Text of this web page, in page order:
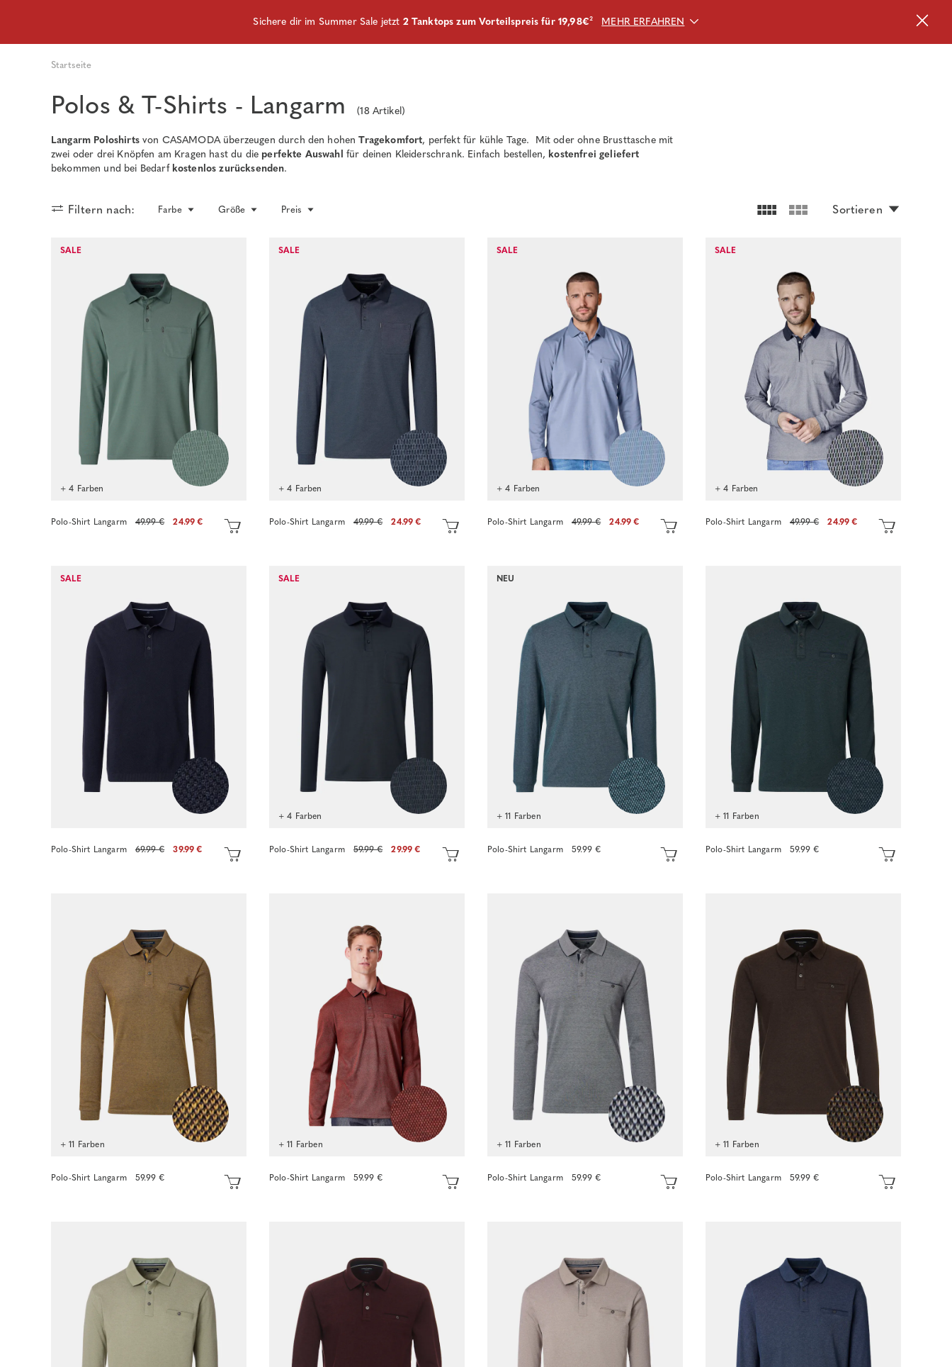
Sichere dir im Summer Sale jetzt 2 Tanktops zum Vorteilspreis für 19,98€² MEHR ERFAHREN
Startseite
Polos & T-Shirts - Langarm (18Artikel)
Langarm Poloshirtsvon CASAMODA überzeugen durch den hohenTragekomfort, perfekt für kühle Tage. Mit oder ohne Brusttasche mit
zwei oder drei Knöpfen am Kragen hast du die perfekte Auswahl für deinen Kleiderschrank. Einfach bestellen, kostenfrei geliefert
bekommen und bei Bedarf kostenlos zurücksenden.
Filtern nach: Farbe Größe Preis Sortieren
SALE
+ 4 Farben
Polo-Shirt Langarm 49.99 € 24.99 €
SALE
+ 4 Farben
Polo-Shirt Langarm 49.99 € 24.99 €
SALE
+ 4 Farben
Polo-Shirt Langarm 49.99 € 24.99 €
SALE
+ 4 Farben
Polo-Shirt Langarm 49.99 € 24.99 €
SALE
Polo-Shirt Langarm 69.99 € 39.99 €
SALE
+ 4 Farben
Polo-Shirt Langarm 59.99 € 29.99 €
NEU
+ 11 Farben
Polo-Shirt Langarm 59.99 €
+ 11 Farben
Polo-Shirt Langarm 59.99 €
+ 11 Farben
Polo-Shirt Langarm 59.99 €
+ 11 Farben
Polo-Shirt Langarm 59.99 €
+ 11 Farben
Polo-Shirt Langarm 59.99 €
+ 11 Farben
Polo-Shirt Langarm 59.99 €